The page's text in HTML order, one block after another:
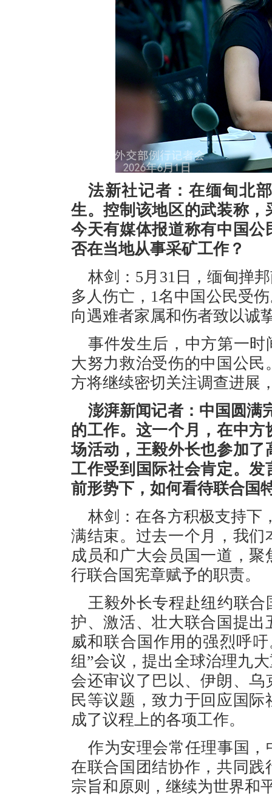
法新社记者：在缅甸北
生。控制该地区的武装称
今天有媒体报道称有中国
否在当地从事采矿工作？
林剑：5月31日，缅甸掸
多人伤亡，1名中国公民受
向遇难者家属和伤者致以诚
事件发生后，中方第一
大努力救治受伤的中国公
方将继续密切关注调查进展
澎湃新闻记者：中国圆满
的工作。这一个月，在中
场活动，王毅外长也参加
工作受到国际社会肯定。
前形势下，如何看待联合国
林剑：在各方积极支持下
满结束。过去一个月，我
成员和广大会员国一道，
行联合国宪章赋予的职责。
王毅外长专程赴纽约联
护、激活、壮大联合国提
威和联合国作用的强烈呼
组”会议，提出全球治理九
会还审议了巴以、伊朗、
民等议题，致力于回应国
成了议程上的各项工作。
作为安理会常任理事国
在联合国团结协作，共同
宗旨和原则，继续为世界和